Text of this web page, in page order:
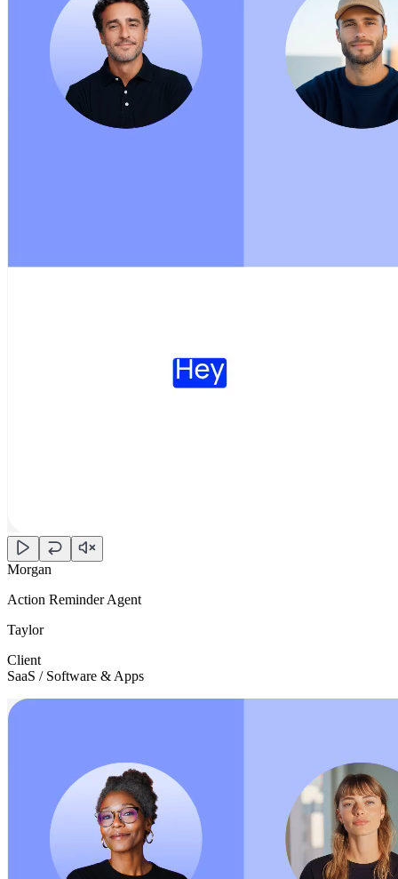
Morgan
Action Reminder Agent
Taylor
Client
SaaS / Software & Apps